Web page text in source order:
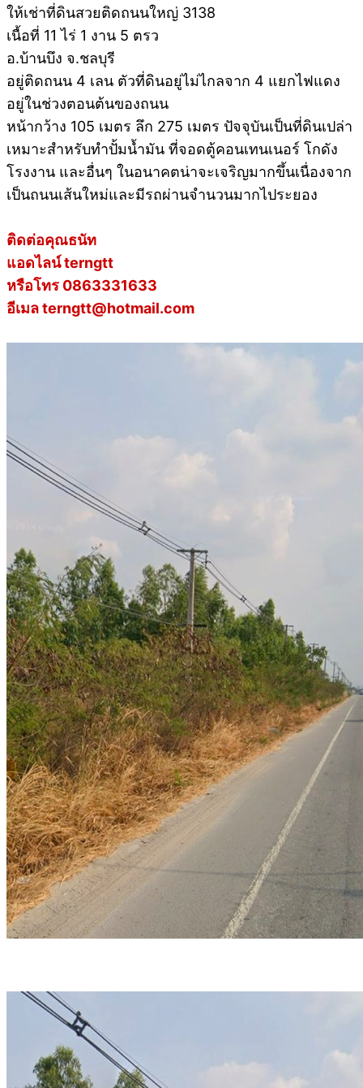
‭ให้เช่าที่ดินสวยติดถนนใหญ่ 3138
เนื้อที่ 11 ไร่ 1 งาน 5 ตรว
อ.บ้านบึง จ.ชลบุรี
อยู่ติดถนน 4 เลน ตัวที่ดินอยู่ไม่ไกลจาก 4 แยกไฟแดง
อยู่ในช่วงตอนต้นของถนน
หน้ากว้าง 105 เมตร ลึก 275 เมตร ปัจจุบันเป็นที่ดินเปล่า
เหมาะสำหรับทำปั้มน้ำมัน ที่จอดตู้คอนเทนเนอร์ โกดัง
โรงงาน และอื่นๆ ในอนาคตน่าจะเจริญมากขึ้นเนื่องจาก
เป็นถนนเส้นใหม่และมีรถผ่านจำนวนมากไประยอง
ติดต่อคุณธนัท
แอดไลน์ terngtt
หรือโทร 0863331633
อีเมล terngtt@hotmail.com